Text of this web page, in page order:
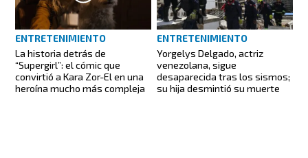
ENTRETENIMIENTO
La historia detrás de
“Supergirl”: el cómic que
convirtió a Kara Zor-El en una
heroína mucho más compleja
ENTRETENIMIENTO
Yorgelys Delgado, actriz
venezolana, sigue
desaparecida tras los sismos;
su hija desmintió su muerte